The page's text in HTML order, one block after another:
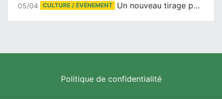
05/04 CULTURE / ÉVÉNEMENT Un nouveau tirage pour le Docu-BD
Politique de confidentialité